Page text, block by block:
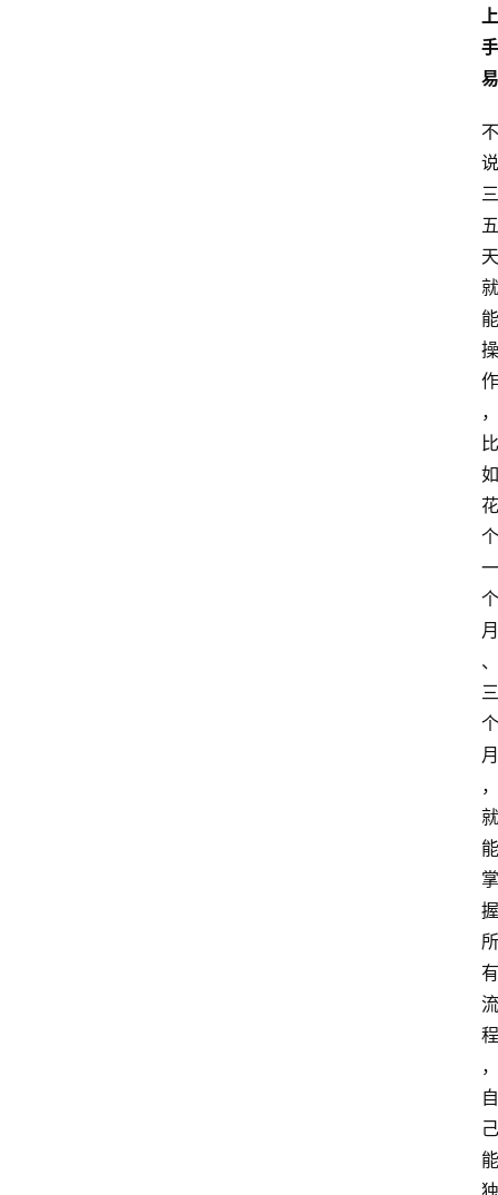
上
手
易
不
说
三
五
天
就
能
操
作
，
比
如
花
个
一
个
月
、
三
个
月
，
就
能
掌
握
所
有
流
程
，
自
己
能
独